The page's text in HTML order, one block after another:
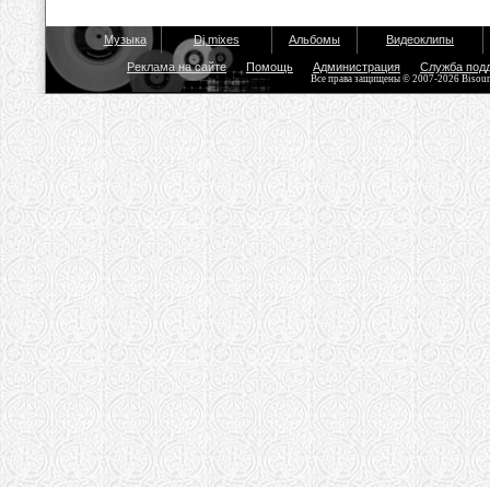
Музыка Dj mixes Альбомы Видеоклипы
Реклама на сайте Помощь Администрация Служба
Все права защищены © 2007-2026